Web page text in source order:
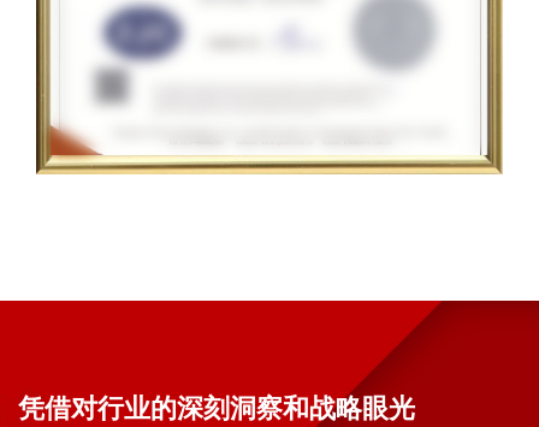
凭借对行业的深刻洞察和战略眼光